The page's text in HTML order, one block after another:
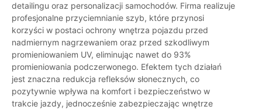
detailingu oraz personalizacji samochodów. Firma realizuje
profesjonalne przyciemnianie szyb, które przynosi
korzyści w postaci ochrony wnętrza pojazdu przed
nadmiernym nagrzewaniem oraz przed szkodliwym
promieniowaniem UV, eliminując nawet do 93%
promieniowania podczerwonego. Efektem tych działań
jest znaczna redukcja refleksów słonecznych, co
pozytywnie wpływa na komfort i bezpieczeństwo w
trakcie jazdy, jednocześnie zabezpieczając wnętrze